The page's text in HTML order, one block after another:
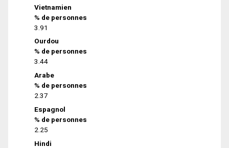
Vietnamien
% de personnes
3.91
Ourdou
% de personnes
3.44
Arabe
% de personnes
2.37
Espagnol
% de personnes
2.25
Hindi